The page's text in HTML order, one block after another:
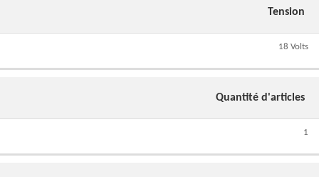
Tension
18 Volts
Quantité d'articles
1